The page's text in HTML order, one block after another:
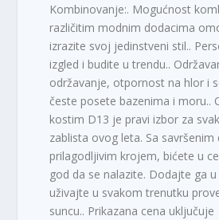
Kombinovanje:. Mogućnost
različitim modnim dodacima
izrazite svoj jedinstveni stil..
izgled i budite u trendu..
održavanje, otpornost na hlor i
česte posete bazenima i moru..
kostim D13 je pravi izbor za
zablista ovog leta. Sa savršenim
prilagodljivim krojem, bićete u
god da se nalazite. Dodajte ga
uživajte u svakom trenutku
suncu.. Prikazana cena uključuje